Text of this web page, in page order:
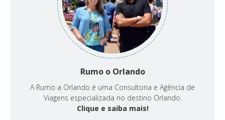
Rumo o Orlando
A Rumo a Orlando é uma Consultoria e Agência de
Viagens especializada no destino Orlando.
Clique e saiba mais!